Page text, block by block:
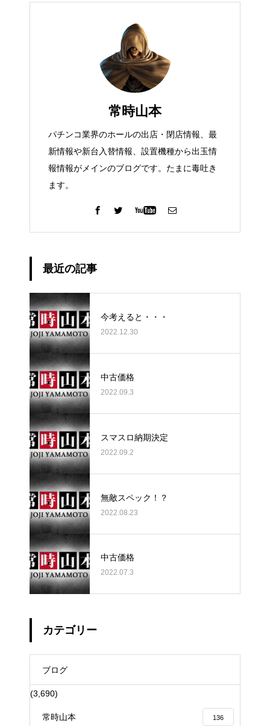
常時山本
パチンコ業界のホールの出店・閉店情報、最
新情報や新台入替情報、設置機種から出玉情
報情報がメインのブログです。たまに毒吐き
ます。
最近の記事
今考えると・・・
2022.12.30
中古価格
2022.09.3
スマスロ納期決定
2022.09.2
無敵スペック！？
2022.08.23
中古価格
2022.07.3
カテゴリー
ブログ
(3,690)
常時山本 136